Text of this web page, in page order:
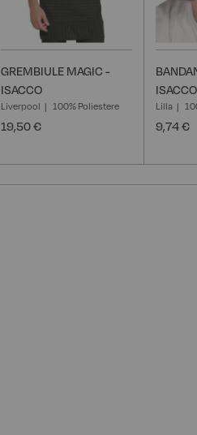
GREMBIULE MAGIC -
ISACCO
Liverpool 100% Poliestere
19,50 €
ISACCO
Lilla
9,74 €